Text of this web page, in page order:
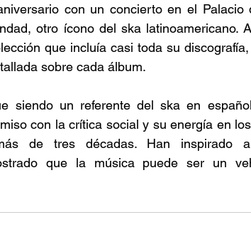
con un concierto en el Palacio
otro ícono del ska latinoamericano.
que incluía casi toda su
sobre cada álbum.
siendo un referente del ska en
con la crítica social y su energía en
de tres décadas. Han inspirado
que la música puede ser un